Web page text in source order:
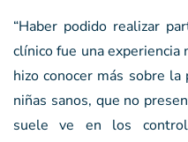
“Haber podido realizar
clínico fue una experiencia
hizo conocer más sobre
niñas sanos, que no
suele ve en los